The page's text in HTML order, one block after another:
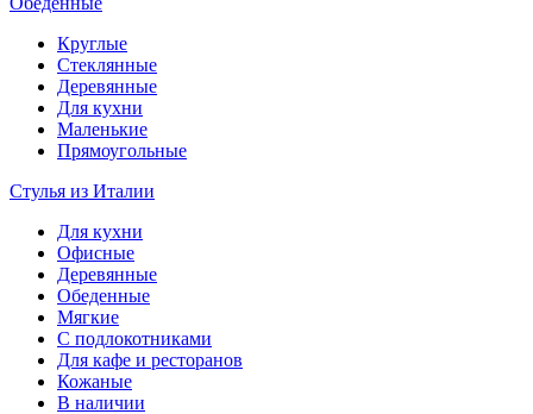
Круглые
Стеклянные
Деревянные
Для кухни
Маленькие
Прямоугольные
Стулья из Италии
Для кухни
Офисные
Деревянные
Обеденные
Мягкие
С подлокотниками
Для кафе и ресторанов
Кожаные
В наличии